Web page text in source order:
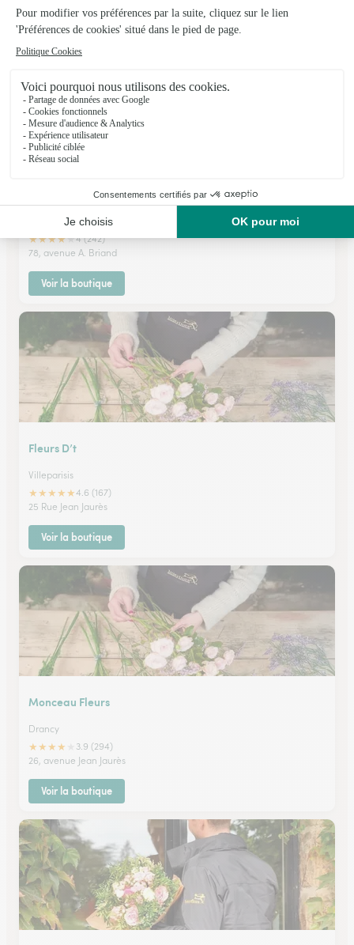
Voir la boutique
Les Fleuristes
Livry Gargan
★★★★★4 (242)
78, avenue A. Briand
Voir la boutique
Fleurs D’t
Villeparisis
★★★★★4.6 (167)
25 Rue Jean Jaurès
Voir la boutique
Monceau Fleurs
Drancy
★★★★
3.9 (294)
26, avenue Jean Jaurès
Voir la boutique